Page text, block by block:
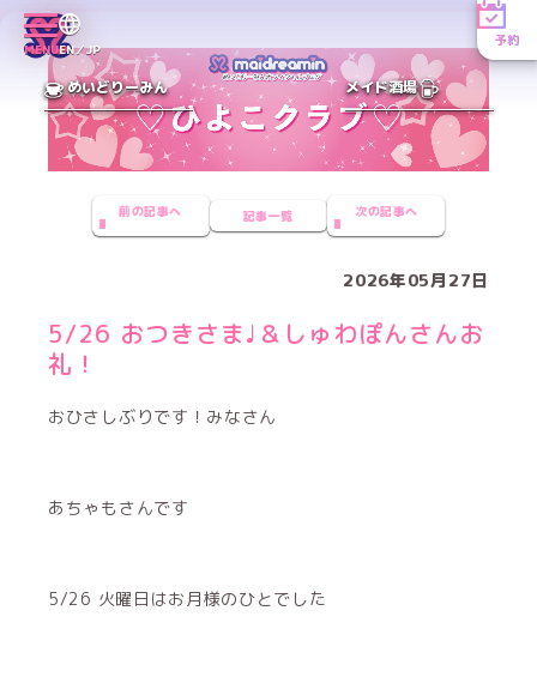
MENUEN／JP
予約
めいどりーみん メイド酒場
前の記事へ 記事一覧 次の記事へ
2026年05月27日
5/26 おつきさま♩＆しゅわぽんさんお
礼！
おひさしぶりです！みなさん
あちゃもさんです
5/26 火曜日はお月様のひとでした